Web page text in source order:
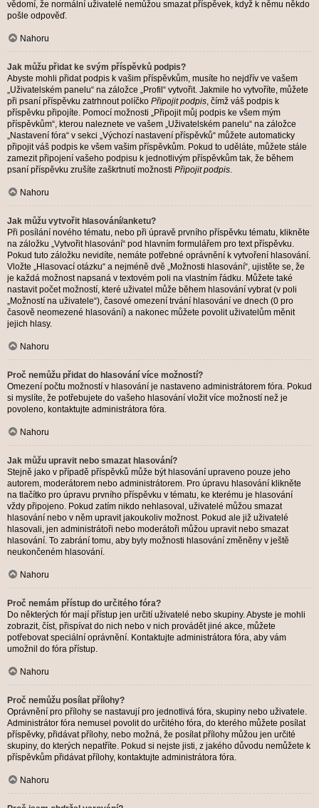
vědomí, že normální uživatelé nemůžou smazat příspěvek, když k němu někdo
pošle odpověď.
Nahoru
Jak můžu přidat ke svým příspěvků podpis?
Abyste mohli přidat podpis k vašim příspěvkům, musíte ho nejdřív ve vašem
„Uživatelském panelu“ na záložce „Profil“ vytvořit. Jakmile ho vytvoříte, můžete
při psaní příspěvku zatrhnout políčko Připojit podpis, čímž váš podpis k
příspěvku připojíte. Pomocí možnosti „Připojit můj podpis ke všem mým
příspěvkům“, kterou naleznete ve vašem „Uživatelském panelu“ na záložce
„Nastavení fóra“ v sekci „Výchozí nastavení příspěvků“ můžete automaticky
připojit váš podpis ke všem vašim příspěvkům. Pokud to uděláte, můžete stále
zamezit připojení vašeho podpisu k jednotlivým příspěvkům tak, že během
psaní příspěvku zrušíte zaškrtnutí možnosti Připojit podpis.
Nahoru
Jak můžu vytvořit hlasování/anketu?
Při posílání nového tématu, nebo při úpravě prvního příspěvku tématu, klikněte
na záložku „Vytvořit hlasování“ pod hlavním formulářem pro text příspěvku.
Pokud tuto záložku nevidíte, nemáte potřebné oprávnění k vytvoření hlasování.
Vložte „Hlasovací otázku“ a nejméně dvě „Možnosti hlasování“, ujistěte se, že
je každá možnost napsaná v textovém poli na vlastním řádku. Můžete také
nastavit počet možností, které uživatel může během hlasování vybrat (v poli
„Možností na uživatele“), časové omezení trvání hlasování ve dnech (0 pro
časově neomezené hlasování) a nakonec můžete povolit uživatelům měnit
jejich hlasy.
Nahoru
Proč nemůžu přidat do hlasování více možností?
Omezení počtu možností v hlasování je nastaveno administrátorem fóra. Pokud
si myslíte, že potřebujete do vašeho hlasování vložit více možností než je
povoleno, kontaktujte administrátora fóra.
Nahoru
Jak můžu upravit nebo smazat hlasování?
Stejně jako v případě příspěvků může být hlasování upraveno pouze jeho
autorem, moderátorem nebo administrátorem. Pro úpravu hlasování klikněte
na tlačítko pro úpravu prvního příspěvku v tématu, ke kterému je hlasování
vždy připojeno. Pokud zatím nikdo nehlasoval, uživatelé můžou smazat
hlasování nebo v něm upravit jakoukoliv možnost. Pokud ale již uživatelé
hlasovali, jen administrátoři nebo moderátoři můžou upravit nebo smazat
hlasování. To zabrání tomu, aby byly možnosti hlasování změněny v ještě
neukončeném hlasování.
Nahoru
Proč nemám přístup do určitého fóra?
Do některých fór mají přístup jen určití uživatelé nebo skupiny. Abyste je mohli
zobrazit, číst, přispívat do nich nebo v nich provádět jiné akce, můžete
potřebovat speciální oprávnění. Kontaktujte administrátora fóra, aby vám
umožnil do fóra přístup.
Nahoru
Proč nemůžu posílat přílohy?
Oprávnění pro přílohy se nastavují pro jednotlivá fóra, skupiny nebo uživatele.
Administrátor fóra nemusel povolit do určitého fóra, do kterého můžete posílat
příspěvky, přidávat přílohy, nebo možná, že posílat přílohy můžou jen určité
skupiny, do kterých nepatříte. Pokud si nejste jisti, z jakého důvodu nemůžete k
příspěvkům přidávat přílohy, kontaktujte administrátora fóra.
Nahoru